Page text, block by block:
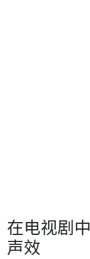
在电视剧
声效